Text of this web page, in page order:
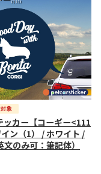
ッカー【コーギー<111
ン（1） / ホワイト /
のみ可：筆記体）